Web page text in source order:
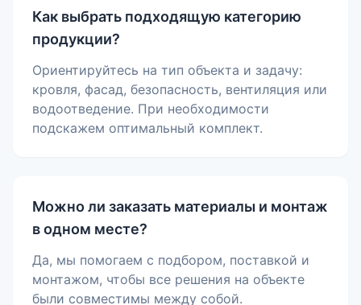
Как выбрать подходящую категорию
продукции?
Ориентируйтесь на тип объекта и задачу:
кровля, фасад, безопасность, вентиляция или
водоотведение. При необходимости
подскажем оптимальный комплект.
Можно ли заказать материалы и монтаж
в одном месте?
Да, мы помогаем с подбором, поставкой и
монтажом, чтобы все решения на объекте
были совместимы между собой.